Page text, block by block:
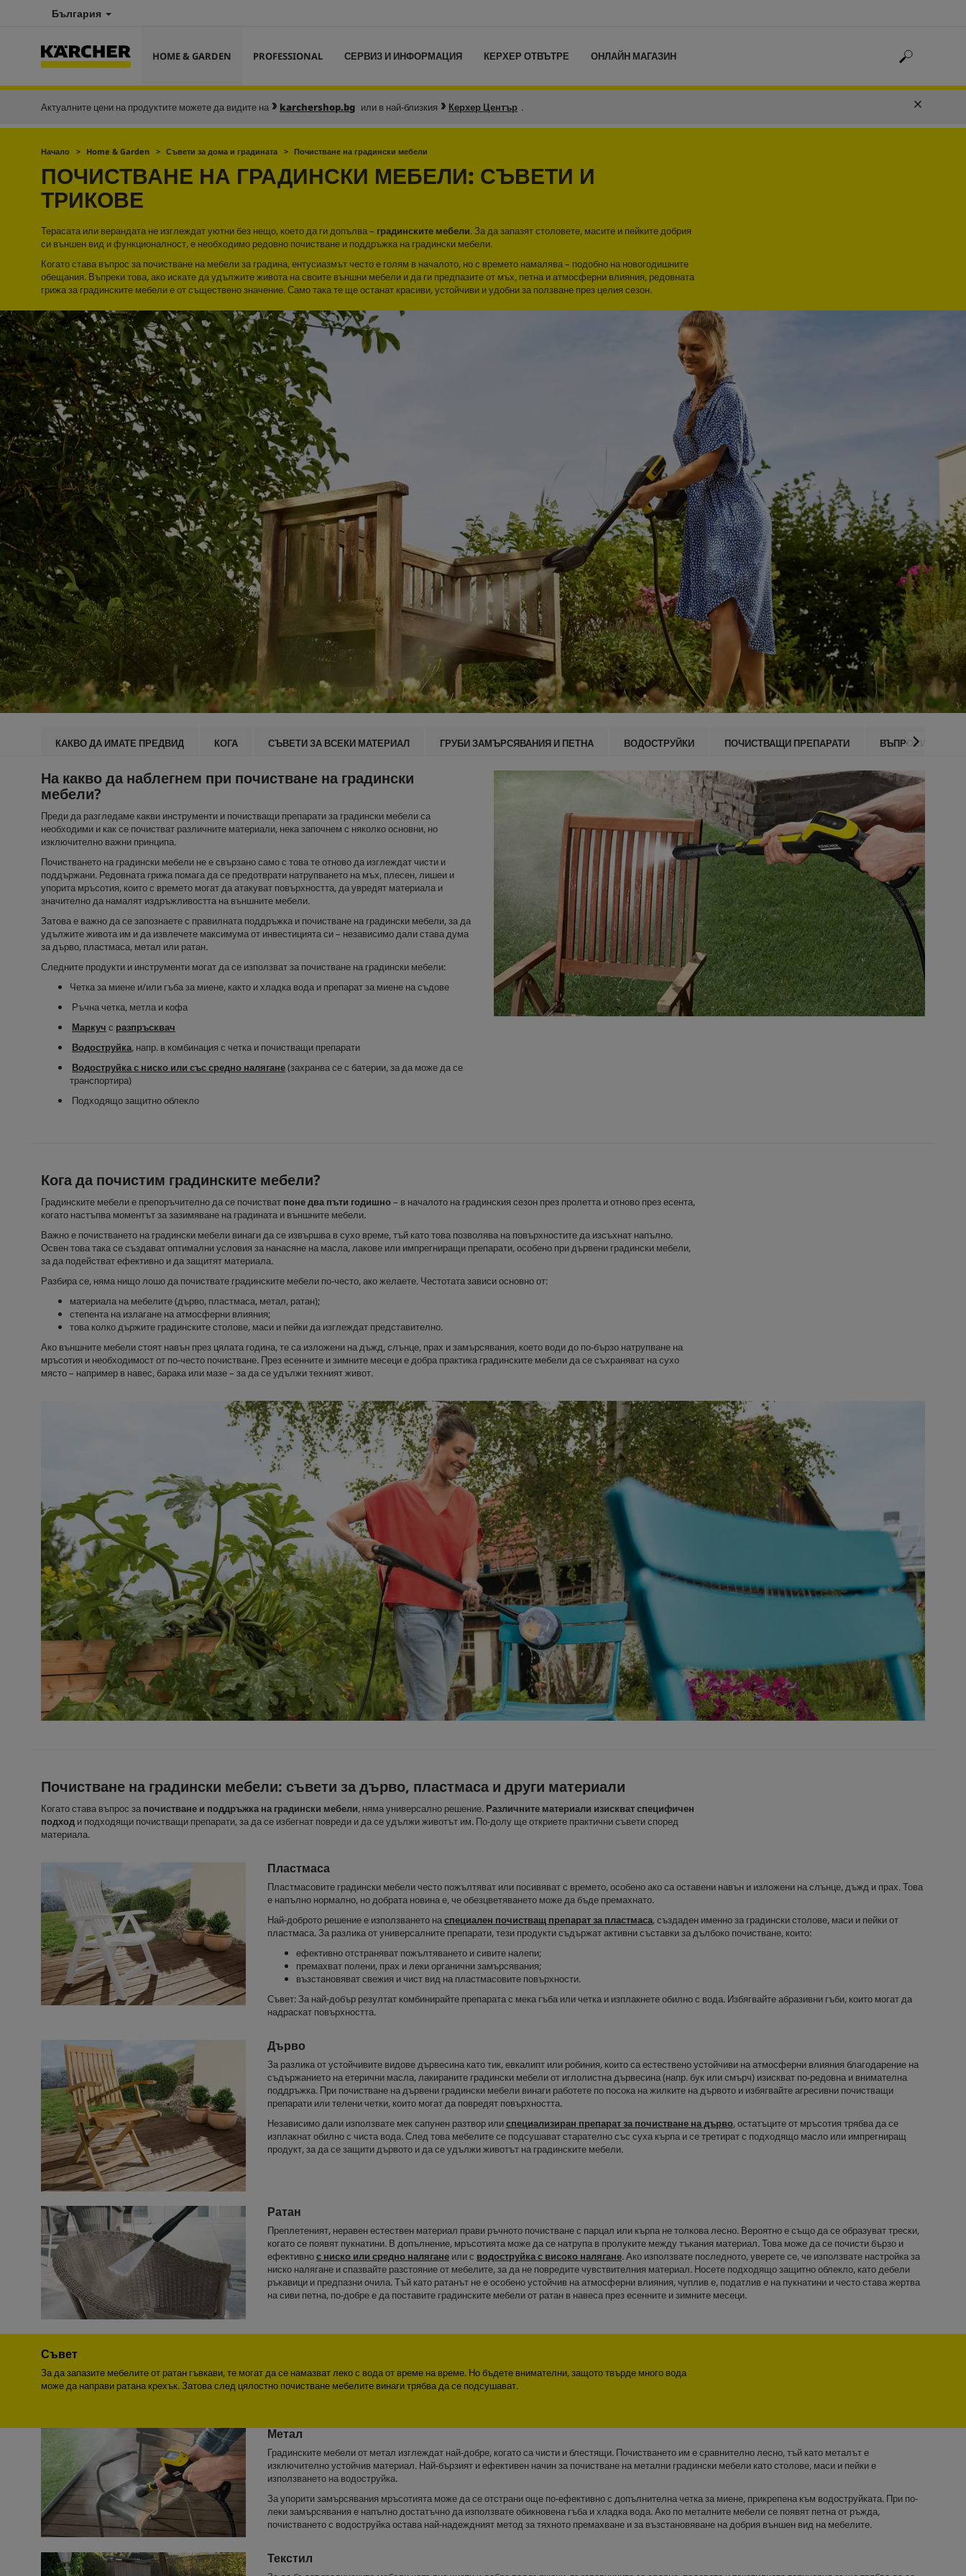
България
HOME & GARDEN PROFESSIONAL СЕРВИЗ И ИНФОРМАЦИЯ КЕРХЕР ОТВЪТРЕ ОНЛАЙН МАГАЗИН
Актуалните цени на продуктите можете да видите на karchershop.bg или в най-близкия Керхер Център .
Начало Home & Garden Съвети за дома и градината Почистване на градински мебели
ПОЧИСТВАНЕ НА ГРАДИНСКИ МЕБЕЛИ: СЪВЕТИ И
ТРИКОВЕ
Терасата или верандата не изглеждат уютни без нещо, което да ги допълва – градинските мебели. За да запазят столовете, масите и пейките добрия
си външен вид и функционалност, е необходимо редовно почистване и поддръжка на градински мебели.
Когато става въпрос за почистване на мебели за градина, ентусиазмът често е голям в началото, но с времето намалява – подобно на новогодишните
обещания. Въпреки това, ако искате да удължите живота на своите външни мебели и да ги предпазите от мъх, петна и атмосферни влияния, редовната
грижа за градинските мебели е от съществено значение. Само така те ще останат красиви, устойчиви и удобни за ползване през целия сезон.
КАКВО ДА ИМАТЕ ПРЕДВИД КОГА СЪВЕТИ ЗА ВСЕКИ МАТЕРИАЛ ГРУБИ ЗАМЪРСЯВАНИЯ И ПЕТНА ВОДОСТРУЙКИ ПОЧИСТВАЩИ ПРЕПАРАТИ ВЪПРОСИ
На какво да наблегнем при почистване на градински
мебели?
Преди да разгледаме какви инструменти и почистващи препарати за градински мебели са
необходими и как се почистват различните материали, нека започнем с няколко основни, но
изключително важни принципа.
Почистването на градински мебели не е свързано само с това те отново да изглеждат чисти и
поддържани. Редовната грижа помага да се предотврати натрупването на мъх, плесен, лишеи и
упорита мръсотия, които с времето могат да атакуват повърхността, да увредят материала и
значително да намалят издръжливостта на външните мебели.
Затова е важно да се запознаете с правилната поддръжка и почистване на градински мебели, за да
удължите живота им и да извлечете максимума от инвестицията си – независимо дали става дума
за дърво, пластмаса, метал или ратан.
Следните продукти и инструменти могат да се използват за почистване на градински мебели:
Четка за миене и/или гъба за миене, както и хладка вода и препарат за миене на съдове
Ръчна четка, метла и кофа
Маркуч с разпръсквач
Водоструйка, напр. в комбинация с четка и почистващи препарати
Водоструйка с ниско или със средно налягане(захранва се с батерии, за да може да се
транспортира)
Подходящо защитно облекло
Кога да почистим градинските мебели?
Градинските мебели е препоръчително да се почистват поне два пъти годишно– в началото на градинския сезон през пролетта и отново през есента,
когато настъпва моментът за зазимяване на градината и външните мебели.
Важно е почистването на градински мебели винаги да се извършва в сухо време, тъй като това позволява на повърхностите да изсъхнат напълно.
Освен това така се създават оптимални условия за нанасяне на масла, лакове или импрегниращи препарати, особено при дървени градински мебели,
за да подействат ефективно и да защитят материала.
Разбира се, няма нищо лошо да почиствате градинските мебели по-често, ако желаете. Честотата зависи основно от:
материала на мебелите (дърво, пластмаса, метал, ратан);
степента на излагане на атмосферни влияния;
това колко държите градинските столове, маси и пейки да изглеждат представително.
Ако външните мебели стоят навън през цялата година, те са изложени на дъжд, слънце, прах и замърсявания, което води до по-бързо натрупване на
мръсотия и необходимост от по-често почистване. През есенните и зимните месеци е добра практика градинските мебели да се съхраняват на сухо
място – например в навес, барака или мазе – за да се удължи техният живот.
Почистване на градински мебели: съвети за дърво, пластмаса и други материали
Когато става въпрос за почистване и поддръжка на градински мебели, няма универсално решение. Различните материали изискват специфичен
подход и подходящи почистващи препарати, за да се избегнат повреди и да се удължи животът им. По-долу ще откриете практични съвети според
материала.
Пластмаса
Пластмасовите градински мебели често пожълтяват или посивяват с времето, особено ако са оставени навън и изложени на слънце, дъжд и прах. Това
е напълно нормално, но добрата новина е, че обезцветяването може да бъде премахнато.
Най-доброто решение е използването наспециален почистващ препарат за пластмаса, създаден именно за градински столове, маси и пейки от
пластмаса. За разлика от универсалните препарати, тези продукти съдържат активни съставки за дълбоко почистване, които:
ефективно отстраняват пожълтяването и сивите налепи;
премахват полени, прах и леки органични замърсявания;
възстановяват свежия и чист вид на пластмасовите повърхности.
Съвет: За най-добър резултат комбинирайте препарата с мека гъба или четка и изплакнете обилно с вода. Избягвайте абразивни гъби, които могат да
надраскат повърхността.
Дърво
За разлика от устойчивите видове дървесина като тик, евкалипт или робиния, които са естествено устойчиви на атмосферни влияния благодарение на
съдържанието на етерични масла, лакираните градински мебели от иглолистна дървесина (напр. бук или смърч) изискват по-редовна и внимателна
поддръжка. При почистване на дървени градински мебели винаги работете по посока на жилките на дървото и избягвайте агресивни почистващи
препарати или телени четки, които могат да повредят повърхността.
Независимо дали използвате мек сапунен разтвор илиспециализиран препарат за почистване на дърво, остатъците от мръсотия трябва да се
изплакнат обилно с чиста вода. След това мебелите се подсушават старателно със суха кърпа и се третират с подходящо масло или импрегниращ
продукт, за да се защити дървото и да се удължи животът на градинските мебели.
Ратан
Преплетеният, неравен естествен материал прави ръчното почистване с парцал или кърпа не толкова лесно. Вероятно е също да се образуват трески,
когато се появят пукнатини. В допълнение, мръсотията може да се натрупа в пролуките между тъкания материал. Това може да се почисти бързо и
ефективнос ниско или средно налягане или с водоструйка с високо налягане. Ако използвате последното, уверете се, че използвате настройка за
ниско налягане и спазвайте разстояние от мебелите, за да не повредите чувствителния материал. Носете подходящо защитно облекло, като дебели
ръкавици и предпазни очила. Тъй като ратанът не е особено устойчив на атмосферни влияния, чуплив е, податлив е на пукнатини и често става жертва
на сиви петна, по-добре е да поставите градинските мебели от ратан в навеса през есенните и зимните месеци.
Съвет
За да запазите мебелите от ратан гъвкави, те могат да се намазват леко с вода от време на време. Но бъдете внимателни, защото твърде много вода
може да направи ратана крехък. Затова след цялостно почистване мебелите винаги трябва да се подсушават.
Метал
Градинските мебели от метал изглеждат най-добре, когато са чисти и блестящи. Почистването им е сравнително лесно, тъй като металът е
изключително устойчив материал. Най-бързият и ефективен начин за почистване на метални градински мебели като столове, маси и пейки е
използването на водоструйка.
За упорити замърсявания мръсотията може да се отстрани още по-ефективно с допълнителна четка за миене, прикрепена към водоструйката. При по-
леки замърсявания е напълно достатъчно да използвате обикновена гъба и хладка вода. Ако по металните мебели се появят петна от ръжда,
почистването с водоструйка остава най-надеждният метод за тяхното премахване и за възстановяване на добрия външен вид на мебелите.
Текстил